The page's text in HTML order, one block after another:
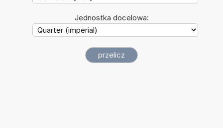
Jednostka docelowa: